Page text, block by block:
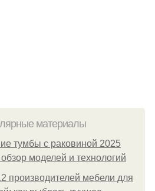
материалы
тумбы с раковиной 2025
обзор моделей и технологий
производителей мебели для